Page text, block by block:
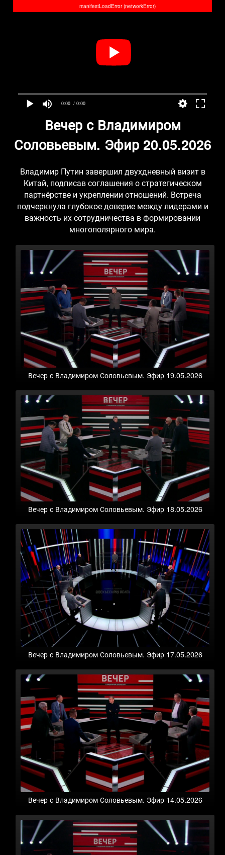
0:00 / 0:00
manifestLoadError (networkError)
Вечер с Владимиром
Соловьевым. Эфир 20.05.2026
Владимир Путин завершил двухдневный визит в
Китай, подписав соглашения о стратегическом
партнёрстве и укреплении отношений. Встреча
подчеркнула глубокое доверие между лидерами и
важность их сотрудничества в формировании
многополярного мира.
Вечер с Владимиром Соловьевым. Эфир 19.05.2026
Вечер с Владимиром Соловьевым. Эфир 18.05.2026
Вечер с Владимиром Соловьевым. Эфир 17.05.2026
Вечер с Владимиром Соловьевым. Эфир 14.05.2026